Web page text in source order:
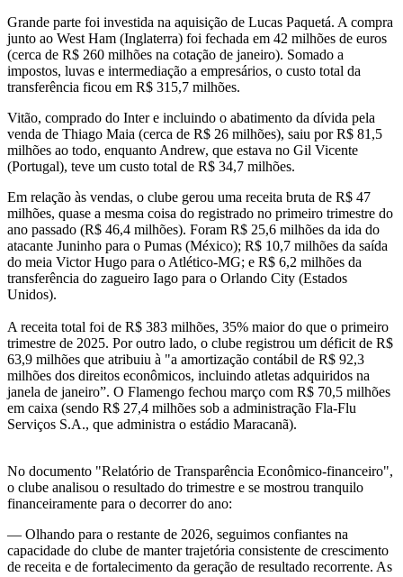
Grande parte foi investida na aquisição de Lucas Paquetá. A compra
junto ao West Ham (Inglaterra) foi fechada em 42 milhões de euros
(cerca de R$ 260 milhões na cotação de janeiro). Somado a
impostos, luvas e intermediação a empresários, o custo total da
transferência ficou em R$ 315,7 milhões.
Vitão, comprado do Inter e incluindo o abatimento da dívida pela
venda de Thiago Maia (cerca de R$ 26 milhões), saiu por R$ 81,5
milhões ao todo, enquanto Andrew, que estava no Gil Vicente
(Portugal), teve um custo total de R$ 34,7 milhões.
Em relação às vendas, o clube gerou uma receita bruta de R$ 47
milhões, quase a mesma coisa do registrado no primeiro trimestre do
ano passado (R$ 46,4 milhões). Foram R$ 25,6 milhões da ida do
atacante Juninho para o Pumas (México); R$ 10,7 milhões da saída
do meia Victor Hugo para o Atlético-MG; e R$ 6,2 milhões da
transferência do zagueiro Iago para o Orlando City (Estados
Unidos).
A receita total foi de R$ 383 milhões, 35% maior do que o primeiro
trimestre de 2025. Por outro lado, o clube registrou um déficit de R$
63,9 milhões que atribuiu à "a amortização contábil de R$ 92,3
milhões dos direitos econômicos, incluindo atletas adquiridos na
janela de janeiro”. O Flamengo fechou março com R$ 70,5 milhões
em caixa (sendo R$ 27,4 milhões sob a administração Fla-Flu
Serviços S.A., que administra o estádio Maracanã).
No documento "Relatório de Transparência Econômico-financeiro",
o clube analisou o resultado do trimestre e se mostrou tranquilo
financeiramente para o decorrer do ano:
— Olhando para o restante de 2026, seguimos confiantes na
capacidade do clube de manter trajetória consistente de crescimento
de receita e de fortalecimento da geração de resultado recorrente. As